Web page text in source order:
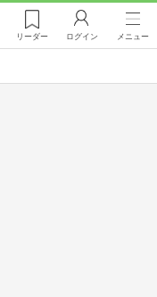
リーダー ログイン メニュー